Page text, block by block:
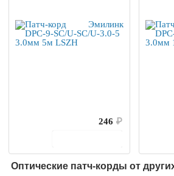
246 ₽
Оптические патч-корды от